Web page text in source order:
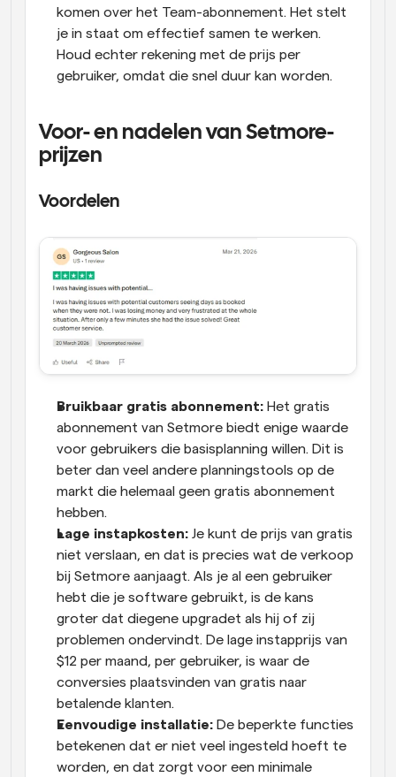
komen over het Team-abonnement. Het stelt
je in staat om effectief samen te werken.
Houd echter rekening met de prijs per
gebruiker, omdat die snel duur kan worden.
Voor- en nadelen van Setmore-
prijzen
Voordelen
Bruikbaar gratis abonnement: Het gratis
abonnement van Setmore biedt enige waarde
voor gebruikers die basisplanning willen. Dit is
beter dan veel andere planningstools op de
markt die helemaal geen gratis abonnement
hebben.
Lage instapkosten: Je kunt de prijs van gratis
niet verslaan, en dat is precies wat de verkoop
bij Setmore aanjaagt. Als je al een gebruiker
hebt die je software gebruikt, is de kans
groter dat diegene upgradet als hij of zij
problemen ondervindt. De lage instapprijs van
$12 per maand, per gebruiker, is waar de
conversies plaatsvinden van gratis naar
betalende klanten.
Eenvoudige installatie: De beperkte functies
betekenen dat er niet veel ingesteld hoeft te
worden, en dat zorgt voor een minimale